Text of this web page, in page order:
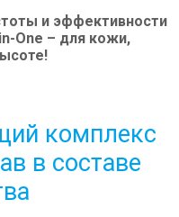
и эффективности
One – для кожи,
комплекс
в составе